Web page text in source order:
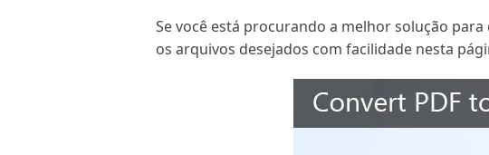
Se você está procurando a melhor solução
os arquivos desejados com facilidade nesta